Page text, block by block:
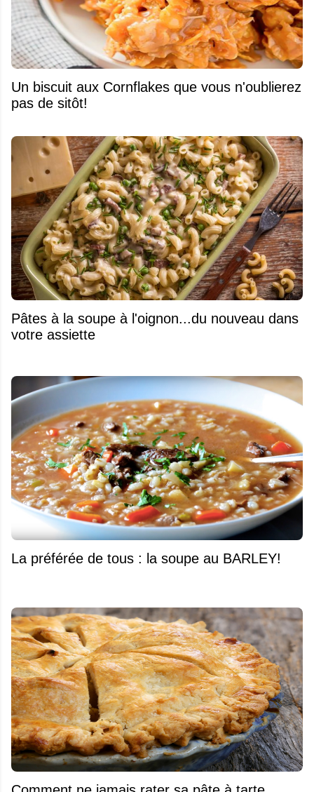
Un biscuit aux Cornflakes que vous n'oublierez
pas de sitôt!
Pâtes à la soupe à l'oignon...du nouveau dans
votre assiette
La préférée de tous : la soupe au BARLEY!